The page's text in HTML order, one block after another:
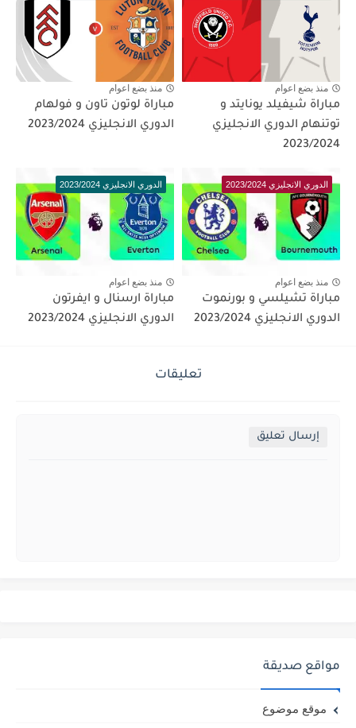
منذ بضع اعوام
مباراة شيفيلد يونايتد و
توتنهام الدوري الانجليزي
2023/2024
منذ بضع اعوام
مباراة لوتون تاون و فولهام
الدوري الانجليزي 2023/2024
الدوري الانجليزي 2023/2024
منذ بضع اعوام
مباراة تشيلسي و بورنموت
الدوري الانجليزي 2023/2024
الدوري الانجليزي 2023/2024
منذ بضع اعوام
مباراة ارسنال و ايفرتون
الدوري الانجليزي 2023/2024
تعليقات
إرسال تعليق
مواقع صديقة
موقع موضوع